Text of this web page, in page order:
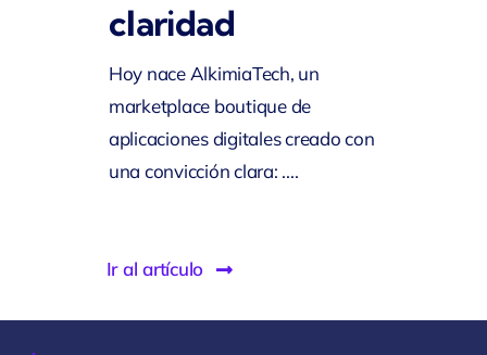
claridad
Hoy nace AlkimiaTech, un
marketplace boutique de
aplicaciones digitales creado con
una convicción clara: ....
Ir al artículo